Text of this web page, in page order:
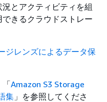
とアクティビティを組
きるクラウドストレー
ジレンズによるデータ保
「Amazon S3 Storage
集 」を参照してくださ